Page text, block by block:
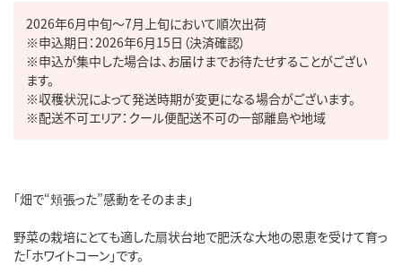
2026年6月中旬～7月上旬において順次出荷
※申込期日：2026年6月15日（決済確認）
※申込が集中した場合は、お届けまでお待たせすることがござい
ます。
※収穫状況によって発送時期が変更になる場合がございます。
「畑で“頬張った”感動をそのまま」
野菜の栽培にとても適した扇状台地で肥沃な大地の恩恵を受けて育っ
た「ホワイトコーン」です。